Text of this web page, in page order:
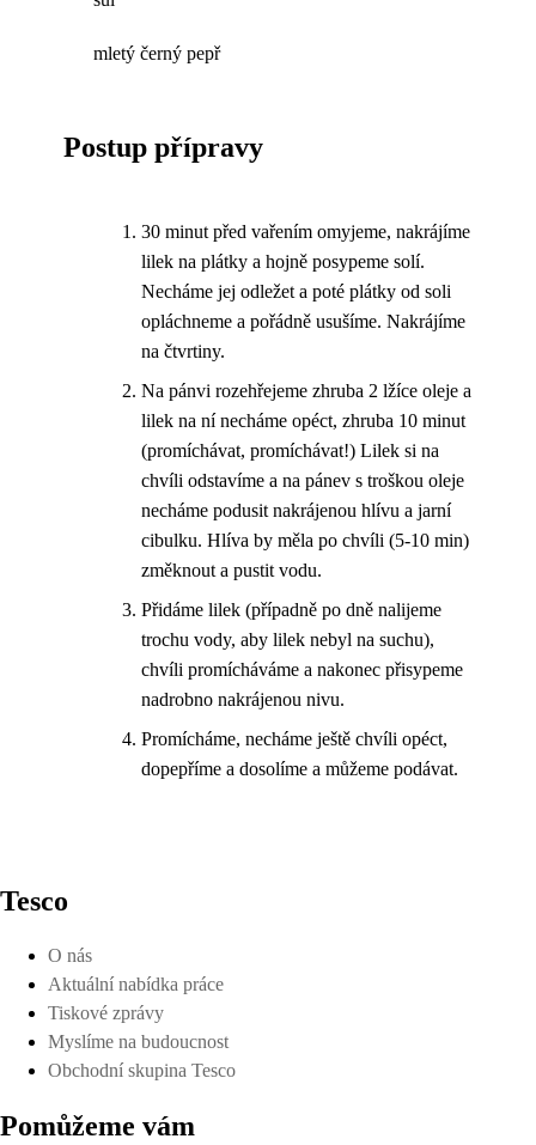
mletý černý pepř
Postup přípravy
30 minut před vařením omyjeme, nakrájíme
lilek na plátky a hojně posypeme solí.
Necháme jej odležet a poté plátky od soli
opláchneme a pořádně usušíme. Nakrájíme
na čtvrtiny.
Na pánvi rozehřejeme zhruba 2 lžíce oleje a
lilek na ní necháme opéct, zhruba 10 minut
(promíchávat, promíchávat!) Lilek si na
chvíli odstavíme a na pánev s troškou oleje
necháme podusit nakrájenou hlívu a jarní
cibulku. Hlíva by měla po chvíli (5-10 min)
změknout a pustit vodu.
Přidáme lilek (případně po dně nalijeme
trochu vody, aby lilek nebyl na suchu),
chvíli promícháváme a nakonec přisypeme
nadrobno nakrájenou nivu.
Promícháme, necháme ještě chvíli opéct,
dopepříme a dosolíme a můžeme podávat.
Tesco
O nás
Aktuální nabídka práce
Tiskové zprávy
Myslíme na budoucnost
Obchodní skupina Tesco
Pomůžeme vám